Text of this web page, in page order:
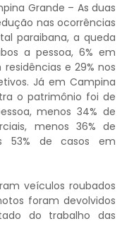
Grande – As duas
nas ocorrências
paraibana, a queda
a pessoa, 6% em
e 29% nos
Já em Campina
o patrimônio foi de
menos 34% de
menos 36% de
53% de casos em
veículos roubados
foram devolvidos
do trabalho das